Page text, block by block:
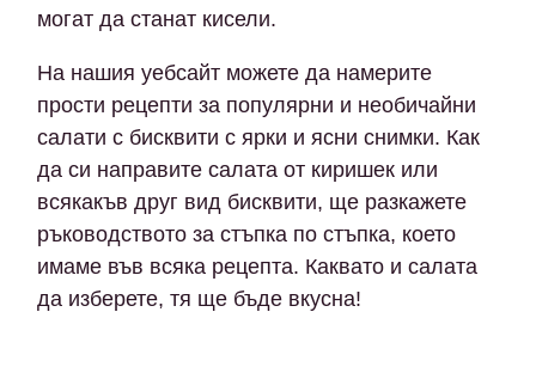
могат да станат кисели.
На нашия уебсайт можете да намерите
прости рецепти за популярни и необичайни
салати с бисквити с ярки и ясни снимки. Как
да си направите салата от киришек или
всякакъв друг вид бисквити, ще разкажете
ръководството за стъпка по стъпка, което
имаме във всяка рецепта. Каквато и салата
да изберете, тя ще бъде вкусна!